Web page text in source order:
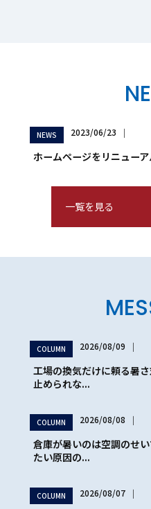
NEWS 2023/06/23 │
ホームページをリニューア
一覧を見る
COLUMN 2026/08/09 │
工場の換気だけに頼る暑
止められな...
COLUMN 2026/08/08 │
倉庫が暑いのは空調のせ
たい原因の...
COLUMN 2026/08/07 │